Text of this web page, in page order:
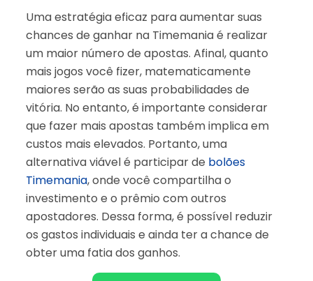
Uma estratégia eficaz para aumentar suas
chances de ganhar na Timemania é realizar
um maior número de apostas. Afinal, quanto
mais jogos você fizer, matematicamente
maiores serão as suas probabilidades de
vitória. No entanto, é importante considerar
que fazer mais apostas também implica em
custos mais elevados. Portanto, uma
alternativa viável é participar de bolões
Timemania, onde você compartilha o
investimento e o prêmio com outros
apostadores. Dessa forma, é possível reduzir
os gastos individuais e ainda ter a chance de
obter uma fatia dos ganhos.